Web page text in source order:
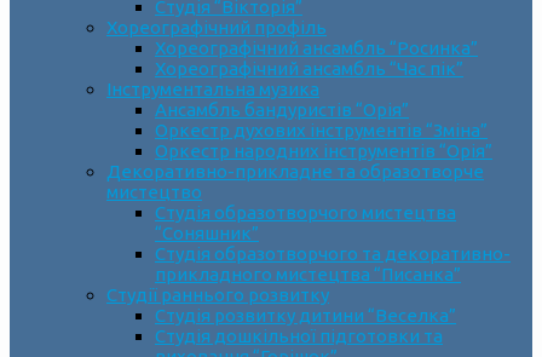
Студія “Вікторія”
Хореографічний профіль
Хореографічний ансамбль “Росинка”
Хореографічний ансамбль “Час пік”
Інструментальна музика
Ансамбль бандуристів “Орія”
Оркестр духових інструментів “Зміна”
Оркестр народних інструментів “Орія”
Декоративно-прикладне та образотворче
мистецтво
Cтудія образотворчого мистецтва
“Соняшник”
Студія образотворчого та декоративно-
прикладного мистецтва “Писанка”
Студії раннього розвитку
Студія розвитку дитини “Веселка”
Студія дошкільної підготовки та